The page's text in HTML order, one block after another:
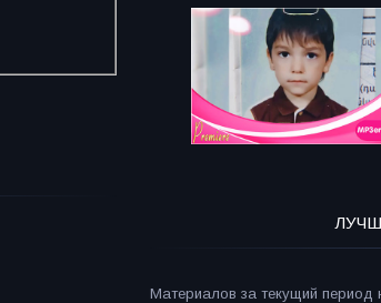
Материалов за текущий период